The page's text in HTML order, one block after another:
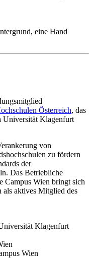
Österreich, das
Universität Klagenfurt
von
zu fördern
der
Das Betriebliche
Campus Wien bringt sich
als aktives Mitglied des
Klagenfurt
Wien